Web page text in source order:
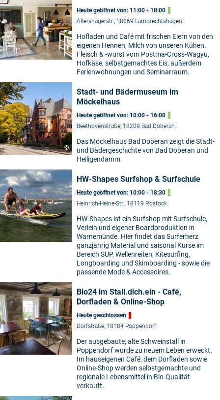
Heute geöffnet von: 11:00 - 18:00
Allershägerstr., 18069 Lambrechtshagen
Hofladen und Café mit frischen Eiern von den
eigenen Hennen, Milch von unseren Kühen.
Fleisch & -wurst vom Postma-Cross-Wagyu,
Hofkäse, selbstgemachtes Eis, außerdem
Ferienwohnungen und Seminarraum.
©
Stadt- und Bädermuseum im
Möckelhaus
Heute geöffnet von: 10:00 - 16:00
Beethovenstraße, 18209 Bad Doberan
Das Möckelhaus Bad Doberan zeigt die Stadt-
und Bädergeschichte von Bad Doberan und
Heiligendamm.
HW-Shapes Surfshop & Surfschule
Heute geöffnet von: 10:00 - 18:30
Heinrich-Heine-Str., 18119 Rostock
HW-Shapes ist ein Surfshop mit Surfschule,
Verleih und eigener Boardproduktion in
Warnemünde. Hier findet das Surferherz
ganzjährig Material und saisonal Kurse im
Bereich SUP, Wellenreiten, Kitesurfing,
Longboarding und Skimboarding - sowie die
passende Mode & Accessoires.
Bio24 im Stall.dich.ein - Café,
Dorfladen & Online-Shop
Heute geschlossen
Dorfstraße, 18184 Poppendorf
Der ausgebaute, alte Schweinstall in
Poppendorf wurde zu neuem Leben erweckt.
Im hauseigenen Café, dem Dorfladen sowie
Online-Shop werden selbstgemachte und
regionale Lebensmittel in Bio-Qualität
verkauft.